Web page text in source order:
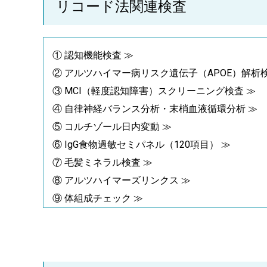
リコード法関連検査
① 認知機能検査 ≫
② アルツハイマー病リスク遺伝子（APOE）解析
③ MCI（軽度認知障害）スクリーニング検査 ≫
④ 自律神経バランス分析・末梢血液循環分析 ≫
⑤ コルチゾール日内変動 ≫
⑥ IgG食物過敏セミパネル（120項目） ≫
⑦ 毛髪ミネラル検査 ≫
⑧ アルツハイマーズリンクス ≫
⑨ 体組成チェック ≫